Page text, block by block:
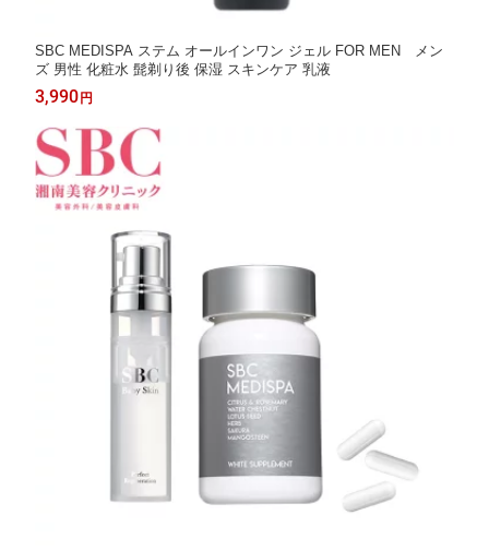
SBC MEDISPA ステム オールインワン ジェル FOR MEN メン
ズ 男性 化粧水 髭剃り後 保湿 スキンケア 乳液
3,990 円